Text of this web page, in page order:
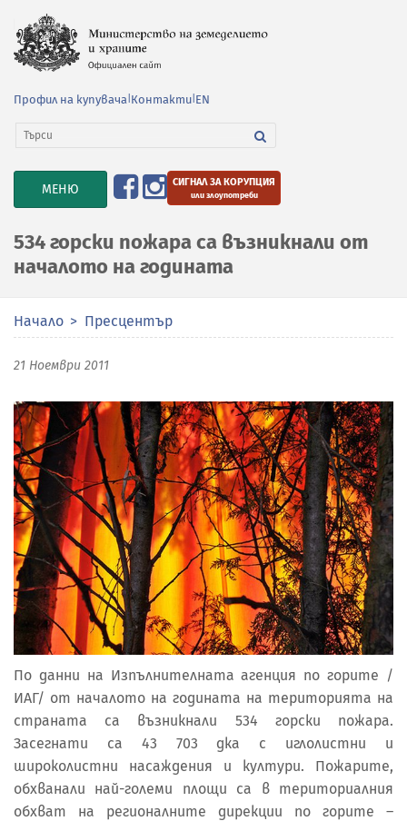
Профил на купувача Контакти EN
TOGGLE
NAVIGATION
МЕНЮ СИГНАЛ ЗА КОРУПЦИЯ
или злоупотреби
534 горски пожара са възникнали от
началото на годината
Начало Пресцентър
21 Ноември 2011
По данни на Изпълнителната агенция по горите /
ИАГ/ от началото на годината на територията на
страната са възникнали 534 горски пожара.
Засегнати са 43 703 дка с иглолистни и
широколистни насаждения и култури. Пожарите,
обхванали най-големи площи са в териториалния
обхват на регионалните дирекции по горите –